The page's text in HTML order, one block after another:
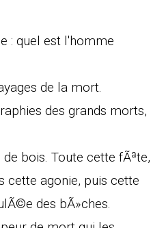
: quel est l'homme
de la mort.
des grands morts,
bois. Toute cette fÃªte,
cette agonie, puis cette
des bÃ»ches.